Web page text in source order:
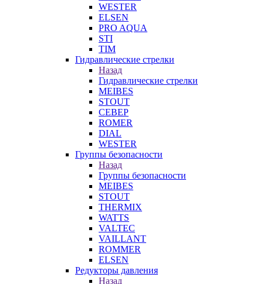
WESTER
ELSEN
PRO AQUA
STI
TIM
Гидравлические стрелки
Назад
Гидравлические стрелки
MEIBES
STOUT
СЕВЕР
ROMER
DIAL
WESTER
Группы безопасности
Назад
Группы безопасности
MEIBES
STOUT
THERMIX
WATTS
VALTEC
VAILLANT
ROMMER
ELSEN
Редукторы давления
Назад